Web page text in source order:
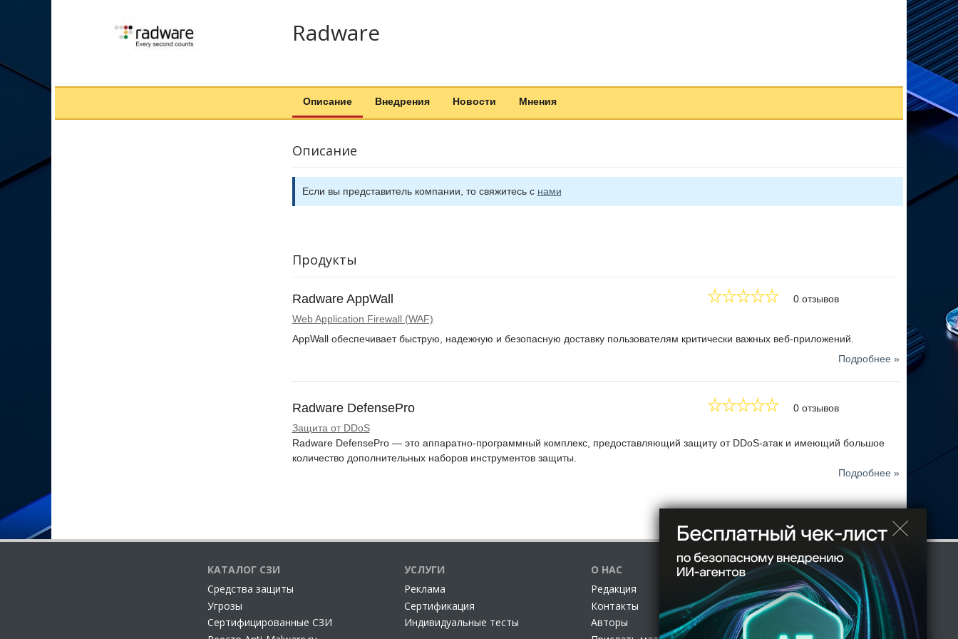
Radware
Описание Внедрения Новости Мнения
Описание
Если вы представитель компании, то свяжитесь с нами
Продукты
Radware AppWall
0 отзывов
Web Application Firewall (WAF)
AppWall обеспечивает быструю, надежную и безопасную доставку пользователям критически важных веб-приложений.
Подробнее »
Radware DefensePro
0 отзывов
Защита от DDoS
Radware DefensePro — это аппаратно-программный комплекс, предоставляющий защиту от DDoS-атак и имеющий большое
количество дополнительных наборов инструментов защиты.
Подробнее »
КАТАЛОГ СЗИ
Cредства защиты
Угрозы
Сертифицированные СЗИ
УСЛУГИ
Реклама
Сертификация
Индивидуальные тесты
О НАС
Редакция
Контакты
Авторы